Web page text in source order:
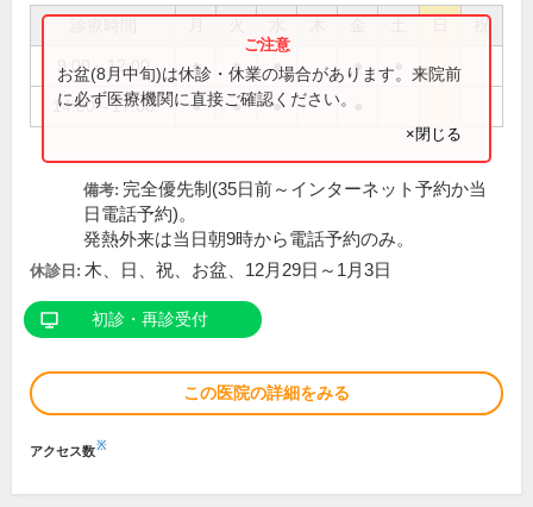
祝
9:00～12:00 ● ● ● ●
14:00～17:00 ● ● ●
お盆(8月中旬)は休診・休業の場合があります。来院前
に必ず医療機関に直接ご確認ください。
×閉じる
備考: 完全優先制(35日前～インターネット予約か当
日電話予約)。
発熱外来は当日朝9時から電話予約のみ。
休診日: 木、日、祝、お盆、12月29日～1月3日
初診・再診受付
この医院の詳細をみる
アクセス数※